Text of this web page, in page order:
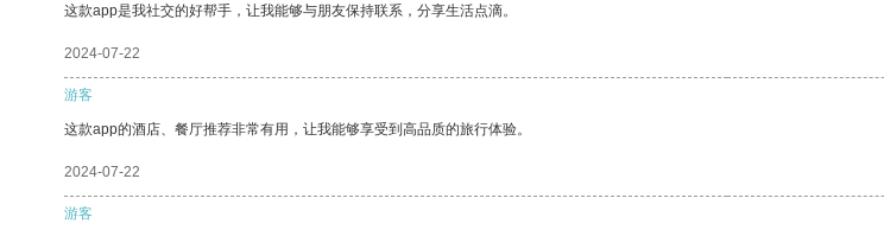
这款app是我社交的好帮手，让我能够与朋友保持联系，分享生活点滴。
2024-07-22
游客
这款app的酒店、餐厅推荐非常有用，让我能够享受到高品质的旅行体验。
2024-07-22
游客